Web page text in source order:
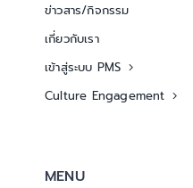
ข่าวสาร/กิจกรรม
เกี่ยวกับเรา
เข้าสู่ระบบ PMS
Culture Engagement
MENU